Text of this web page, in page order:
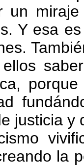
un
Y esa
justicia y
la